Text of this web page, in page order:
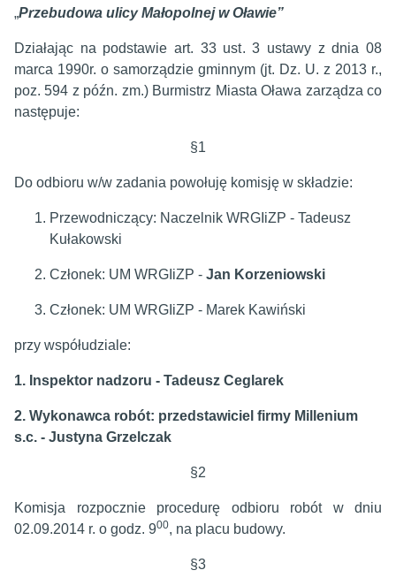
„Przebudowa ulicy Małopolnej w Oławie”
Działając na podstawie art. 33 ust. 3 ustawy z dnia 08
marca 1990r. o samorządzie gminnym (jt. Dz. U. z 2013 r.,
poz. 594 z późn. zm.) Burmistrz Miasta Oława zarządza co
następuje:
§1
Do odbioru w/w zadania powołuję komisję w składzie:
Przewodniczący: Naczelnik WRGIiZP - Tadeusz
Kułakowski
Członek: UM WRGIiZP - Jan Korzeniowski
Członek: UM WRGIiZP - Marek Kawiński
przy współudziale:
1. Inspektor nadzoru - Tadeusz Ceglarek
2. Wykonawca robót: przedstawiciel firmy Millenium
s.c. - Justyna Grzelczak
§2
Komisja rozpocznie procedurę odbioru robót w dniu
02.09.2014 r. o godz. 900, na placu budowy.
§3